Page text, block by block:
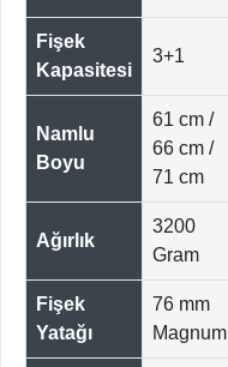
Fişek
Kapasitesi
3+1
Namlu
Boyu
61 cm /
66 cm /
71 cm
Ağırlık
3200
Gram
Fişek
Yatağı
76 mm
Magnum